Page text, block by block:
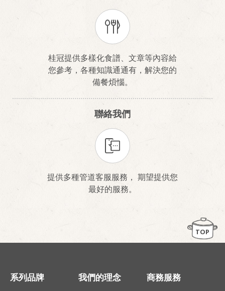
桂冠提供多樣化食譜、文章等內容給
您參考，各種知識通通有，解決您的
備餐煩惱。
聯絡我們
提供多種管道客服服務， 期望提供您
最好的服務。
TOP
系列品牌 我們的理念 商務服務